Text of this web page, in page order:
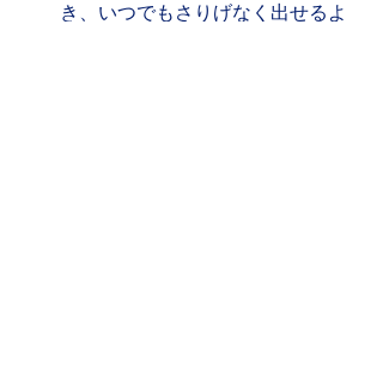
き、いつでもさりげなく出せるよ